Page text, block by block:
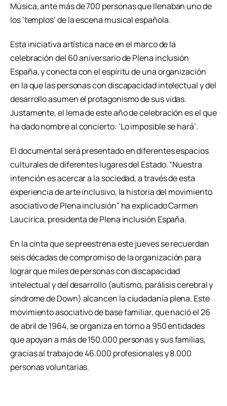
Música, ante más de 700 personas que llenaban uno de
los ‘templos’ de la escena musical española.
Esta iniciativa artística nace en el marco de la
celebración del 60 aniversario de Plena inclusión
España, y conecta con el espíritu de una organización
en la que las personas con discapacidad intelectual y del
desarrollo asumen el protagonismo de sus vidas.
Justamente, el lema de este año de celebración es el que
ha dado nombre al concierto: ‘Lo imposible se hará’.
El documental será presentado en diferentes espacios
culturales de diferentes lugares del Estado. “Nuestra
intención es acercar a la sociedad, a través de esta
experiencia de arte inclusivo, la historia del movimiento
asociativo de Plena inclusión” ha explicado Carmen
Laucirica, presidenta de Plena inclusión España.
En la cinta que se preestrena este jueves se recuerdan
seis décadas de compromiso de la organización para
lograr que miles de personas con discapacidad
intelectual y del desarrollo (autismo, parálisis cerebral y
síndrome de Down) alcancen la ciudadanía plena. Este
movimiento asociativo de base familiar, que nació el 26
de abril de 1964, se organiza en torno a 950 entidades
que apoyan a más de 150.000 personas y sus familias,
gracias al trabajo de 46.000 profesionales y 8.000
personas voluntarias.